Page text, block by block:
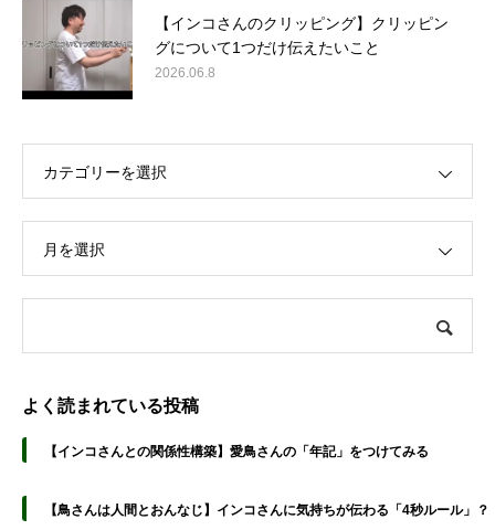
【インコさんのクリッピング】クリッピン
グについて1つだけ伝えたいこと
2026.06.8
カテゴリーを選択
月を選択
よく読まれている投稿
【インコさんとの関係性構築】愛鳥さんの「年記」をつけてみる
【鳥さんは人間とおんなじ】インコさんに気持ちが伝わる「4秒ルール」？